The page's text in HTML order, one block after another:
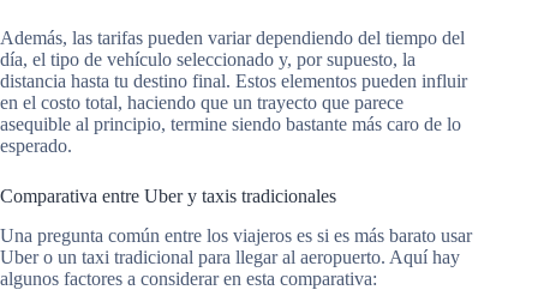
Además, las tarifas pueden variar dependiendo del tiempo del
día, el tipo de vehículo seleccionado y, por supuesto, la
distancia hasta tu destino final. Estos elementos pueden influir
en el costo total, haciendo que un trayecto que parece
asequible al principio, termine siendo bastante más caro de lo
esperado.
Comparativa entre Uber y taxis tradicionales
Una pregunta común entre los viajeros es si es más barato usar
Uber o un taxi tradicional para llegar al aeropuerto. Aquí hay
algunos factores a considerar en esta comparativa: